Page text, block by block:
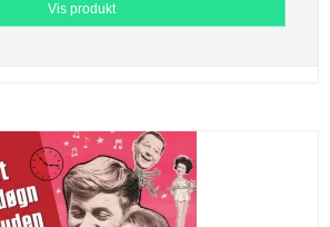
Vis produkt